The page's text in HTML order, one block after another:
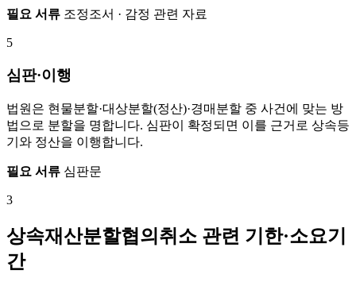
필요 서류 조정조서 · 감정 관련 자료
5
심판·이행
법원은 현물분할·대상분할(정산)·경매분할 중 사건에 맞는 방
법으로 분할을 명합니다. 심판이 확정되면 이를 근거로 상속등
기와 정산을 이행합니다.
필요 서류 심판문
3
상속재산분할협의취소 관련 기한·소요기
간